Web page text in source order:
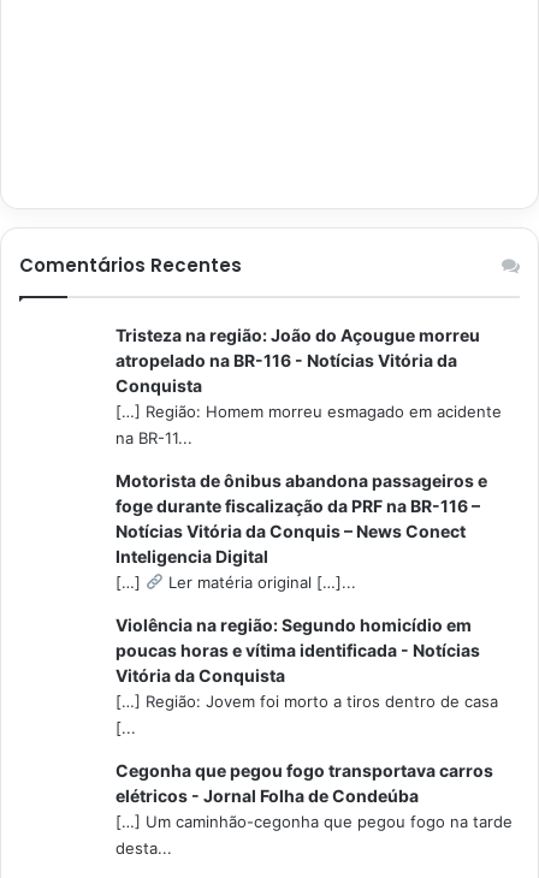
Comentários Recentes
Tristeza na região: João do Açougue morreu
atropelado na BR-116 - Notícias Vitória da
Conquista
[…] Região: Homem morreu esmagado em acidente
na BR-11...
Motorista de ônibus abandona passageiros e
foge durante fiscalização da PRF na BR-116 –
Notícias Vitória da Conquis – News Conect
Inteligencia Digital
[…] Ler matéria original […]...
Violência na região: Segundo homicídio em
poucas horas e vítima identificada - Notícias
Vitória da Conquista
[…] Região: Jovem foi morto a tiros dentro de casa
[...
Cegonha que pegou fogo transportava carros
elétricos - Jornal Folha de Condeúba
[…] Um caminhão-cegonha que pegou fogo na tarde
desta...